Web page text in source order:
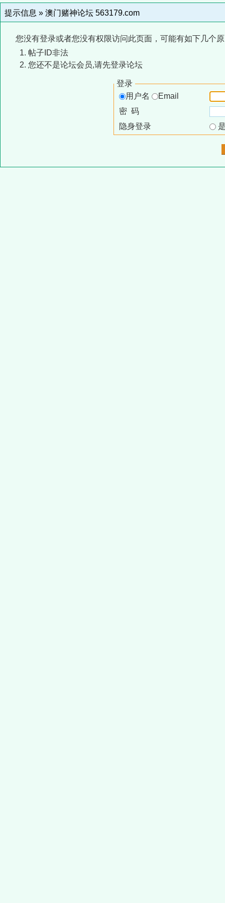
提示信息 » 澳门赌神论坛 563179.com
您没有登录或者您没有权限访问此页面，可能有如下几个
帖子ID非法
您还不是论坛会员,请先登录论坛
登录
用户名
Email
密 码
隐身登录